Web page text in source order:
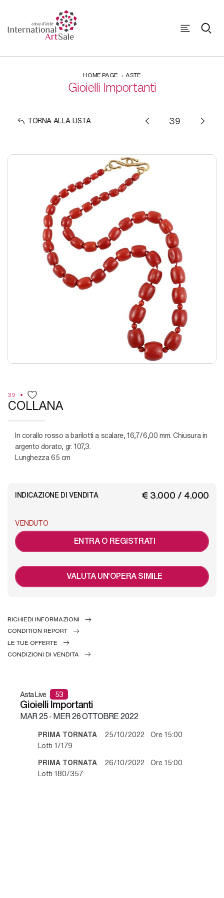
HOME PAGE ASTE
Gioielli Importanti
TORNA ALLA LISTA
39
COLLANA
in corallo rosso a barilotti a scalare, 16,7/6,00 mm. Chiusura in
argento dorato, gr. 107,3.
Lunghezza 65 cm
€ 3.000 / 4.000
INDICAZIONE DI VENDITA
VENDUTO
ENTRA O REGISTRATI
VALUTA UN'OPERA SIMILE
RICHIEDI INFORMAZIONI
CONDITION REPORT
LE TUE OFFERTE
CONDIZIONI DI VENDITA
Asta Live 53
Gioielli Importanti
MAR25 -MER26 OTTOBRE 2022
PRIMA TORNATA25/10/2022 Ore 15:00
Lotti 1/179
PRIMA TORNATA26/10/2022 Ore 15:00
Lotti 180/357